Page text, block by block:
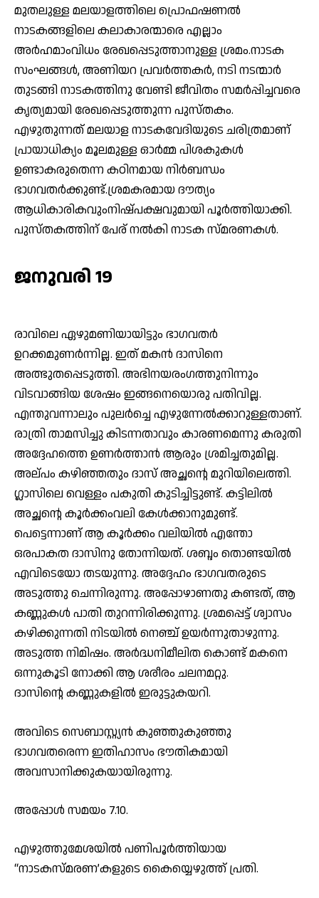
മുതലുള്ള മലയാളത്തിലെ പ്രൊഫഷണൽ
നാടകങ്ങളിലെ കലാകാരന്മാരെ എല്ലാം
അർഹമാംവിധം രേഖപ്പെടുത്താനുള്ള ശ്രമം.നാടക
സംഘങ്ങൾ, അണിയറ പ്രവർത്തകർ, നടി നടന്മാർ
തുടങ്ങി നാടകത്തിനു വേണ്ടി ജീവിതം സമർപ്പിച്ചവരെ
കൃത്യമായി രേഖപ്പെടുത്തുന്ന പുസ്തകം.
എഴുതുന്നത് മലയാള നാടകവേദിയുടെ ചരിത്രമാണ്
പ്രായാധിക്യം മൂലമുള്ള ഓർമ്മ പിശകുകൾ
ഉണ്ടാകരുതെന്ന കഠിനമായ നിർബന്ധം
ഭാഗവതർക്കുണ്ട്.ശ്രമകരമായ ദൗത്യം
ആധികാരികവുംനിഷ്പക്ഷവുമായി പൂർത്തിയാക്കി.
പുസ്തകത്തിന് പേര് നൽകി നാടക സ്മരണകൾ.
ജനുവരി 19
രാവിലെ ഏഴുമണിയായിട്ടും ഭാഗവതർ
ഉറക്കമുണർന്നില്ല. ഇത് മകൻ ദാസിനെ
അത്ഭുതപ്പെടുത്തി. അഭിനയരംഗത്തുനിന്നും
വിടവാങ്ങിയ ശേഷം ഇങ്ങനെയൊരു പതിവില്ല.
എന്തുവന്നാലും പുലർച്ചെ എഴുന്നേൽക്കാറുള്ളതാണ്.
രാത്രി താമസിച്ചു കിടന്നതാവും കാരണമെന്നു കരുതി
അദ്ദേഹത്തെ ഉണർത്താൻ ആരും ശ്രമിച്ചതുമില്ല.
അല്പം കഴിഞ്ഞതും ദാസ് അച്ഛന്റെ മുറിയിലെത്തി.
ഗ്ലാസിലെ വെള്ളം പകുതി കുടിച്ചിട്ടുണ്ട്. കട്ടിലിൽ
അച്ഛന്റെ കൂർക്കംവലി കേൾക്കാനുമുണ്ട്.
പെട്ടെന്നാണ് ആ കൂർക്കം വലിയിൽ എന്തോ
ഒരപാകത ദാസിനു തോന്നിയത്. ശബ്ദം തൊണ്ടയിൽ
എവിടെയോ തടയുന്നു. അദ്ദേഹം ഭാഗവതരുടെ
അടുത്തു ചെന്നിരുന്നു. അപ്പോഴാണതു കണ്ടത്, ആ
കണ്ണുകൾ പാതി തുറന്നിരിക്കുന്നു. ശ്രമപ്പെട്ട് ശ്വാസം
കഴിക്കുന്നതി നിടയിൽ നെഞ്ച് ഉയർന്നുതാഴുന്നു.
അടുത്ത നിമിഷം. അർദ്ധനിമീലിത കൊണ്ട് മകനെ
ഒന്നുകൂടി നോക്കി ആ ശരീരം ചലനമറ്റു.
ദാസിന്റെ കണ്ണുകളിൽ ഇരുട്ടുകയറി.
അവിടെ സെബാസ്റ്റ്യൻ കുഞ്ഞുകുഞ്ഞു
ഭാഗവതരെന്ന ഇതിഹാസം ഭൗതികമായി
അവസാനിക്കുകയായിരുന്നു.
അപ്പോൾ സമയം 7.10.
എഴുത്തുമേശയിൽ പണിപൂർത്തിയായ
“നാടകസ്മരണ’കളുടെ കൈയ്യെഴുത്ത് പ്രതി.